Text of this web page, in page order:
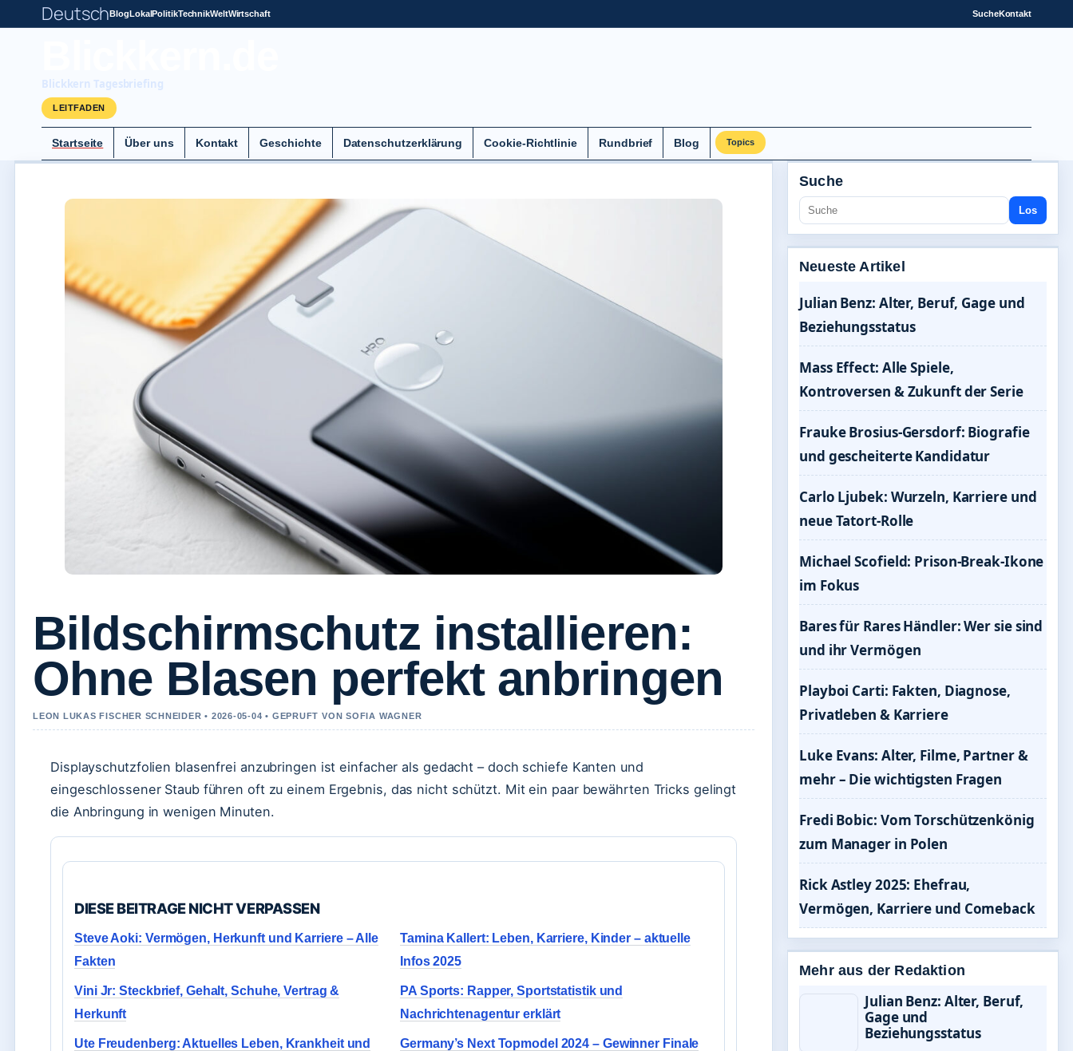
DeutschBlogLokalPolitikTechnikWeltWirtschaft SucheKontakt
Blickkern Tagesbriefing
LEITFADEN
Startseite Über uns Kontakt Geschichte Datenschutzerklärung Cookie-Richtlinie Rundbrief Blog Topics
Bildschirmschutz installieren:
Ohne Blasen perfekt anbringen
LEON LUKAS FISCHER SCHNEIDER • 2026-05-04 • GEPRUFT VON SOFIA WAGNER
Displayschutzfolien blasenfrei anzubringen ist einfacher als gedacht – doch schiefe Kanten und
eingeschlossener Staub führen oft zu einem Ergebnis, das nicht schützt. Mit ein paar bewährten Tricks gelingt
die Anbringung in wenigen Minuten.
DIESE BEITRAGE NICHT VERPASSEN
Steve Aoki: Vermögen, Herkunft und Karriere – Alle
Fakten
Tamina Kallert: Leben, Karriere, Kinder – aktuelle
Infos 2025
Vini Jr: Steckbrief, Gehalt, Schuhe, Vertrag &
Herkunft
PA Sports: Rapper, Sportstatistik und
Nachrichtenagentur erklärt
Ute Freudenberg: Aktuelles Leben, Krankheit und
Germany’s Next Topmodel 2024 – Gewinner Finale
Suche
Los
Neueste Artikel
Julian Benz: Alter, Beruf, Gage und
Beziehungsstatus
Mass Effect: Alle Spiele,
Kontroversen & Zukunft der Serie
Frauke Brosius-Gersdorf: Biografie
und gescheiterte Kandidatur
Carlo Ljubek: Wurzeln, Karriere und
neue Tatort-Rolle
Michael Scofield: Prison-Break-Ikone
im Fokus
Bares für Rares Händler: Wer sie sind
und ihr Vermögen
Playboi Carti: Fakten, Diagnose,
Privatleben & Karriere
Luke Evans: Alter, Filme, Partner &
mehr – Die wichtigsten Fragen
Fredi Bobic: Vom Torschützenkönig
zum Manager in Polen
Rick Astley 2025: Ehefrau,
Vermögen, Karriere und Comeback
Mehr aus der Redaktion
Julian Benz: Alter, Beruf,
Gage und
Beziehungsstatus